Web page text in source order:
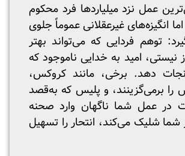
عمل نزد میلیاردها فرد محکوم
انگیزه‌های غیرعقلانی عموماً جلوی
توهم فردایی که می‌تواند بهتر
نیستی، امید به خدایی ناموجود که
دهد. برخی، مانند کروکس،
را برمی‌گزینند، و پلیس که به‌قصد
در عمل شما ناگهان وارد صحنه
شلیک می‌کند، انتحار را تسهیل